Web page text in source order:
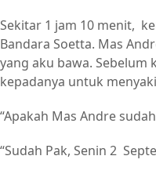
Sekitar 1 jam 10 menit,
Bandara Soetta. Mas
yang aku bawa. Sebelum
kepadanya untuk
“Apakah Mas Andre
“Sudah Pak, Senin 2